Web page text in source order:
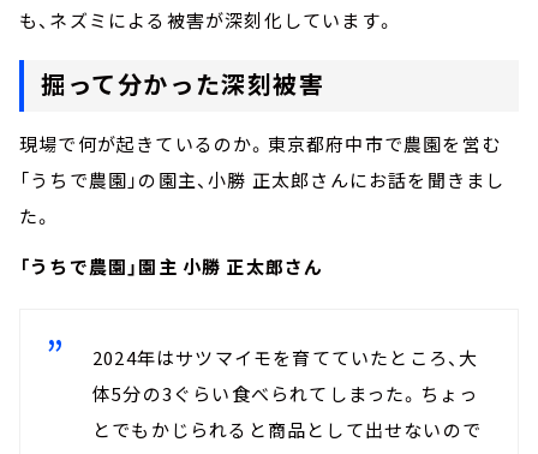
も、ネズミによる被害が深刻化しています。
掘って分かった深刻被害
現場で何が起きているのか。東京都府中市で農園を営む
「うちで農園」の園主、小勝 正太郎さんにお話を聞きまし
た。
「うちで農園」園主 小勝 正太郎さん
2024年はサツマイモを育てていたところ、大
体5分の3ぐらい食べられてしまった。ちょっ
とでもかじられると商品として出せないので